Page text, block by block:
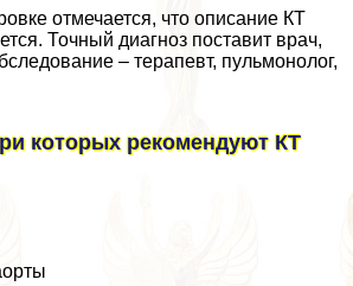
отмечается, что описание КТ
Точный диагноз поставит врач,
– терапевт, пульмонолог,
которых рекомендуют КТ